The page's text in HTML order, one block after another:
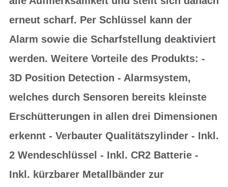
erneut scharf. Per Schlüssel kann der
Alarm sowie die Scharfstellung deaktiviert
werden. Weitere Vorteile des Produkts: -
3D Position Detection - Alarmsystem,
welches durch Sensoren bereits kleinste
Erschütterungen in allen drei Dimensionen
erkennt - Verbauter Qualitätszylinder - Inkl.
2 Wendeschlüssel - Inkl. CR2 Batterie -
Inkl. kürzbarer Metallbänder zur